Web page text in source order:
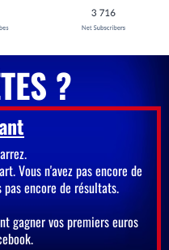
?
Vous n'avez pas encore de
encore de résultats.
gagner vos premiers euros